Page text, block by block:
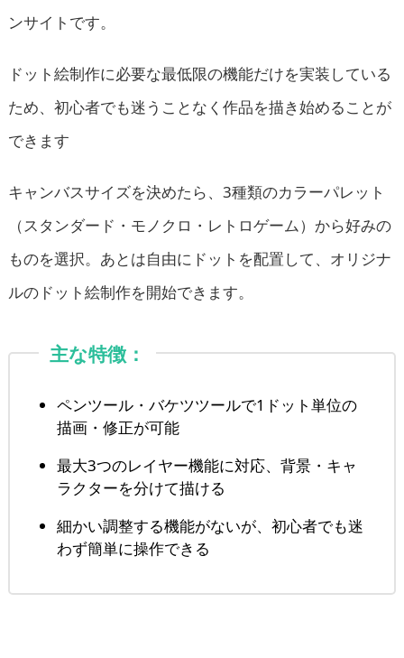
ンサイトです。
ドット絵制作に必要な最低限の機能だけを実装している
ため、初心者でも迷うことなく作品を描き始めることが
できます
キャンバスサイズを決めたら、3種類のカラーパレット
（スタンダード・モノクロ・レトロゲーム）から好みの
ものを選択。あとは自由にドットを配置して、オリジナ
ルのドット絵制作を開始できます。
主な特徴：
ペンツール・バケツツールで1ドット単位の
描画・修正が可能
最大3つのレイヤー機能に対応、背景・キャ
ラクターを分けて描ける
細かい調整する機能がないが、初心者でも迷
わず簡単に操作できる